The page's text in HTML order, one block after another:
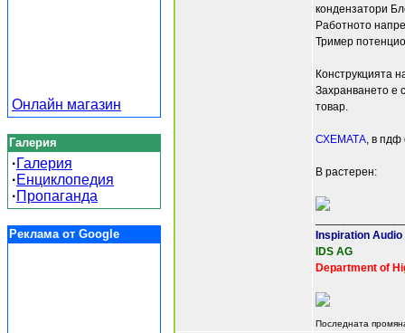
Онлайн магазин
Галерия
·Галерия
·Енциклопедия
·Пропаганда
Реклама от Google
кондензатори
Работното
Тример
Конструкцията
Захранването е
товар.
СХЕМАТА, в пдф
В растерен:
Inspiration Audio
IDS AG
Department of
Последната